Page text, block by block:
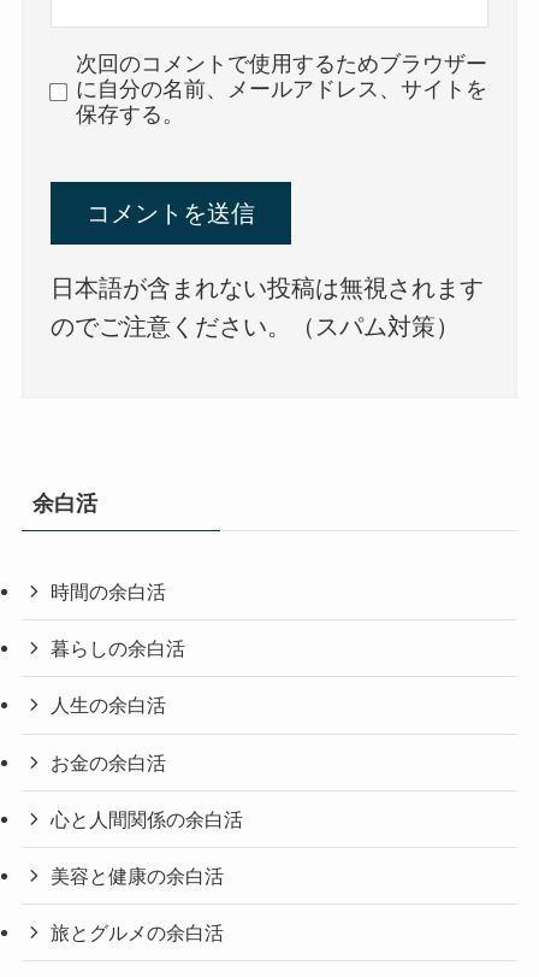
次回のコメントで使用するためブラウザー
に自分の名前、メールアドレス、サイトを
保存する。
日本語が含まれない投稿は無視されます
のでご注意ください。（スパム対策）
余白活
時間の余白活
暮らしの余白活
人生の余白活
お金の余白活
心と人間関係の余白活
美容と健康の余白活
旅とグルメの余白活